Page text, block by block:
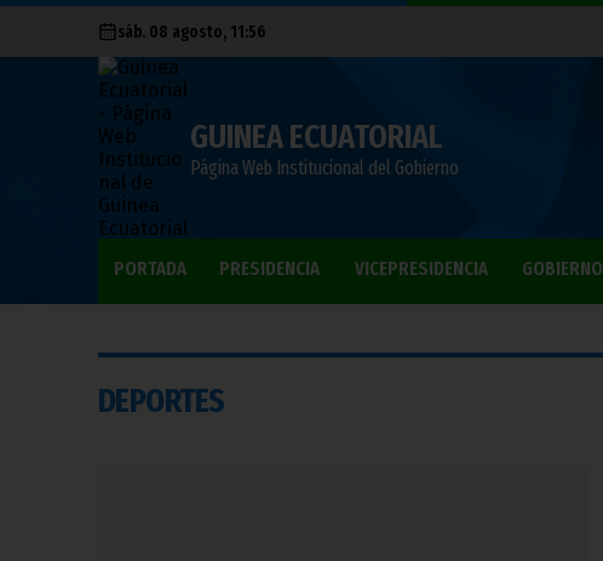
sáb. 08 agosto, 11:56
GUINEA ECUATORIAL
Página Web Institucional del Gobierno
PORTADA PRESIDENCIA VICEPRESIDENCIA GOBIERNO
DEPORTES